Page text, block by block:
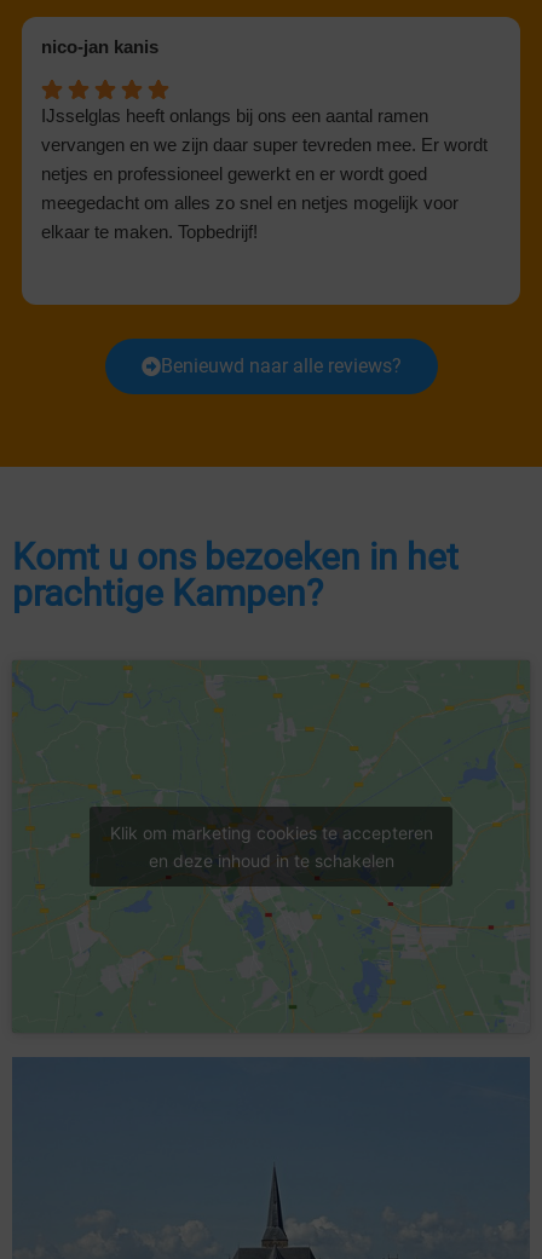
nico-jan kanis
IJsselglas heeft onlangs bij ons een aantal ramen
vervangen en we zijn daar super tevreden mee. Er wordt
netjes en professioneel gewerkt en er wordt goed
meegedacht om alles zo snel en netjes mogelijk voor
elkaar te maken. Topbedrijf!
Benieuwd naar alle reviews?
Komt u ons bezoeken in het
prachtige Kampen?
Klik om marketing cookies te accepteren
en deze inhoud in te schakelen